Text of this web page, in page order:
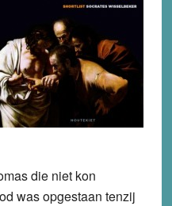
die niet kon
was opgestaan tenzij